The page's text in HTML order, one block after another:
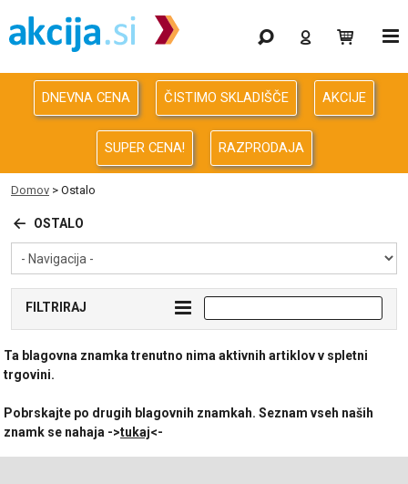
Gaming
Odprodaja
Računalništvo
Računalništvo za podjetja
Avdio Video Foto
Energija
Oprema za pisarno in dom
Telefonija
DNEVNA CENA ČISTIMO SKLADIŠČE AKCIJE
SUPER CENA! RAZPRODAJA
Domov > Ostalo
OSTALO
FILTRIRAJ
Ta blagovna znamka trenutno nima aktivnih artiklov v spletni
trgovini.
Pobrskajte po drugih blagovnih znamkah. Seznam vseh naših
znamk se nahaja ->tukaj<-